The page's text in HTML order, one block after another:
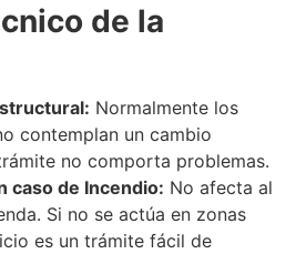
de la
Normalmente los
contemplan un cambio
no comporta problemas.
caso de Incendio: No afecta al
Si no se actúa en zonas
es un trámite fácil de